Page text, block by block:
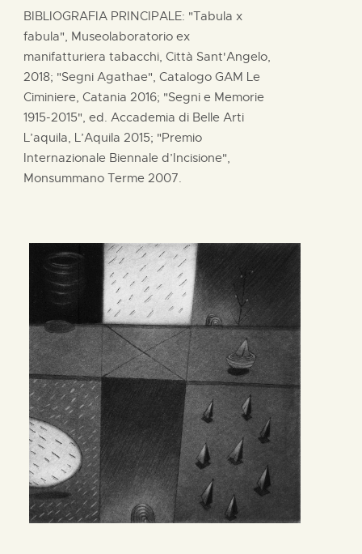
BIBLIOGRAFIA PRINCIPALE: "Tabula x
fabula", Museolaboratorio ex
manifatturiera tabacchi, Città Sant'Angelo,
2018; "Segni Agathae", Catalogo GAM Le
Ciminiere, Catania 2016; "Segni e Memorie
1915-2015", ed. Accademia di Belle Arti
L’aquila, L’Aquila 2015; "Premio
Internazionale Biennale d’Incisione",
Monsummano Terme 2007.